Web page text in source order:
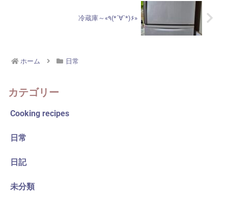
冷蔵庫～«٩(*´∀`*)۶»
ホーム 日常
カテゴリー
Cooking recipes
日常
日記
未分類